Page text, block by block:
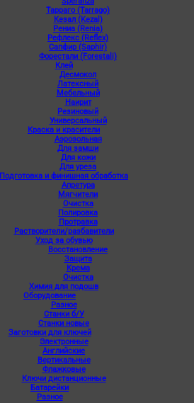
Тарраго (Tarrago)
Кезал (Kezal)
Рениа (Renia)
Рефлекс (Reflex)
Сапфир (Saphir)
Форестали (Forestali)
Клей
Десмокол
Латексный
Мебельный
Наирит
Резиновый
Универсальный
Краска и красители
Аэрозольная
Для замши
Для кожи
Для уреза
Подготовка и финишная обработка
Апретура
Мягчители
Очистка
Полировка
Протравка
Растворители/разбавители
Уход за обувью
Восстановление
Защита
Крема
Очистка
Химия для подошв
Оборудование
Разное
Станки б/У
Станки новые
Заготовки для ключей
Электронные
Английские
Вертикальные
Флажковые
Ключи дистанционные
Батарейки
Разное